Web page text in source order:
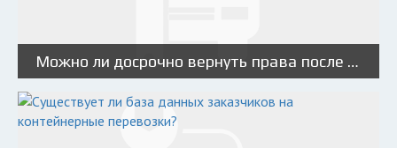
Можно ли досрочно вернуть права после лишения?